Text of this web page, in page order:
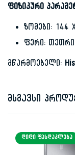
ფიზიკური
ზომები: 144
ფერი: თეთრი
მწარმოებელი:
მსგავსი
ᲓᲘᲓᲘ ᲤᲐᲡᲓᲐᲙᲚᲔᲑᲐ